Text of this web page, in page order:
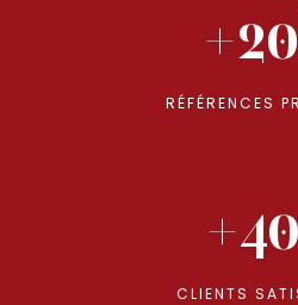
RÉFÉRENCES
CLIENTS